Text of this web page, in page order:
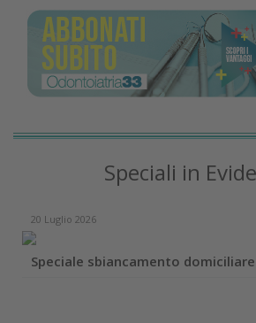
Speciali in
20 Luglio 2026
Speciale sbiancamento